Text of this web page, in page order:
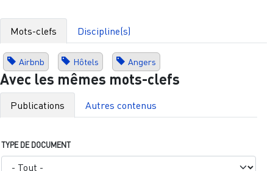
Mots-clefs Discipline(s)
Airbnb Hôtels Angers
Avec les mêmes mots-clefs
Publications Autres contenus
TYPE DE DOCUMENT